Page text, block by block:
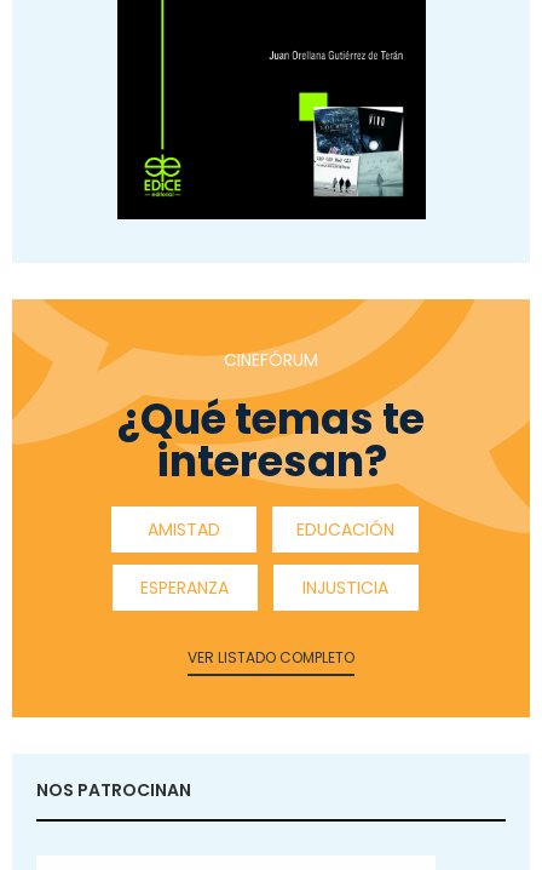
CINEFÓRUM
¿Qué temas te
interesan?
AMISTAD EDUCACIÓN
ESPERANZA INJUSTICIA
VER LISTADO COMPLETO
NOS PATROCINAN